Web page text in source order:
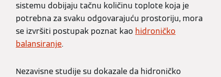
sistemu dobijaju tačnu količinu toplote koja je
potrebna za svaku odgovarajuću prostoriju, mora
se izvršiti postupak poznat kao hidroničko
balansiranje.
Nezavisne studije su dokazale da hidroničko